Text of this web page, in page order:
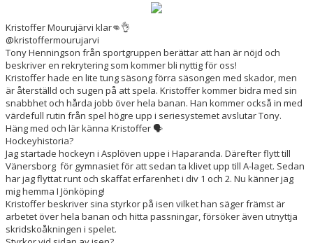
Kristoffer Mourujärvi klar👊👌
@kristoffermourujarvi
Tony Henningson från sportgruppen berättar att han är nöjd och
beskriver en rekrytering som kommer bli nyttig för oss!
Kristoffer hade en lite tung säsong förra säsongen med skador, men
är återställd och sugen på att spela. Kristoffer kommer bidra med sin
snabbhet och hårda jobb över hela banan. Han kommer också in med
värdefull rutin från spel högre upp i seriesystemet avslutar Tony.
Häng med och lär känna Kristoffer 🗣️
Hockeyhistoria?
Jag startade hockeyn i Asplöven uppe i Haparanda. Därefter flytt till
Vänersborg för gymnasiet för att sedan ta klivet upp till A-laget. Sedan
har jag flyttat runt och skaffat erfarenhet i div 1 och 2. Nu känner jag
mig hemma I Jönköping!
Kristoffer beskriver sina styrkor på isen vilket han säger främst är
arbetet över hela banan och hitta passningar, försöker även utnyttja
skridskoåkningen i spelet.